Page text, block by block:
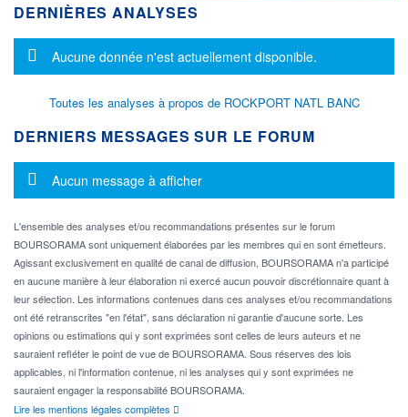
DERNIÈRES ANALYSES
Message d'information
Aucune donnée n'est actuellement disponible.
Toutes les analyses à propos de ROCKPORT NATL BANC
DERNIERS MESSAGES SUR LE FORUM
Message d'information
Aucun message à afficher
L'ensemble des analyses et/ou recommandations présentes sur le forum
BOURSORAMA sont uniquement élaborées par les membres qui en sont émetteurs.
Agissant exclusivement en qualité de canal de diffusion, BOURSORAMA n'a participé
en aucune manière à leur élaboration ni exercé aucun pouvoir discrétionnaire quant à
leur sélection. Les informations contenues dans ces analyses et/ou recommandations
ont été retranscrites "en l'état", sans déclaration ni garantie d'aucune sorte. Les
opinions ou estimations qui y sont exprimées sont celles de leurs auteurs et ne
sauraient refléter le point de vue de BOURSORAMA. Sous réserves des lois
applicables, ni l'information contenue, ni les analyses qui y sont exprimées ne
sauraient engager la responsabilité BOURSORAMA.
Lire les mentions légales complètes